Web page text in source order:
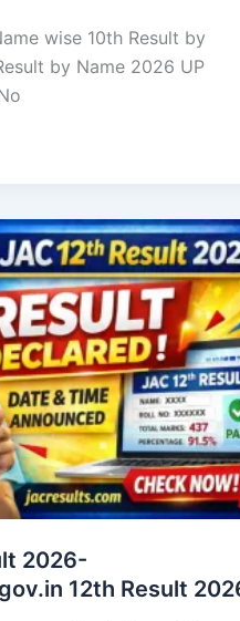
wise 10th Result by
by Name 2026 UP
2026-
12th Result